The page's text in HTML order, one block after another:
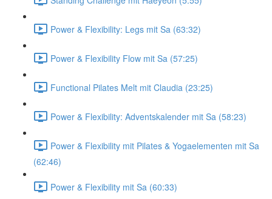
Power & Flexibility: Legs mit Sa (63:32)
Power & Flexibility Flow mit Sa (57:25)
Functional Pilates Melt mit Claudia (23:25)
Power & Flexibility: Adventskalender mit Sa (58:23)
Power & Flexibility mit Pilates & Yogaelementen mit Sa
(62:46)
Power & Flexibility mit Sa (60:33)